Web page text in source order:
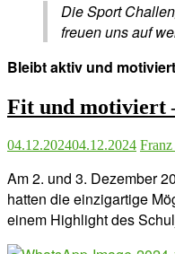
Die Sport
freuen uns auf
Bleibt aktiv und
Fit und motiviert
04.12.202404.12.2024
Am 2. und 3. Dezember
hatten die einzigartige
einem Highlight des